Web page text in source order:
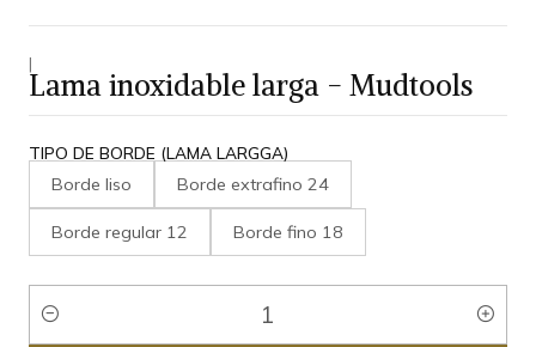
|
Lama inoxidable larga - Mudtools
TIPO DE BORDE (LAMA LARGGA)
Borde liso Borde extrafino 24
Borde regular 12 Borde fino 18
Cantidad